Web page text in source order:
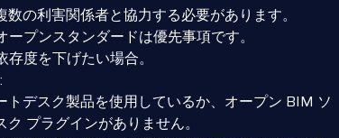
の利害関係者と協力する必要があります。
プンスタンダードは優先事項です。
度を下げたい場合。
:
デスク製品を使用しているか、オープン BIM ソ
プラグインがありません。